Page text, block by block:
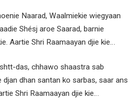
Naarad, Waalmiekie wiegyaan
Shésj aroe Saarad, barnie
Aartie Shri Raamaayan djie kie…
das, chhawo shaastra sab
dhan santan ko sarbas, saar ans
Shri Raamaayan djie kie…